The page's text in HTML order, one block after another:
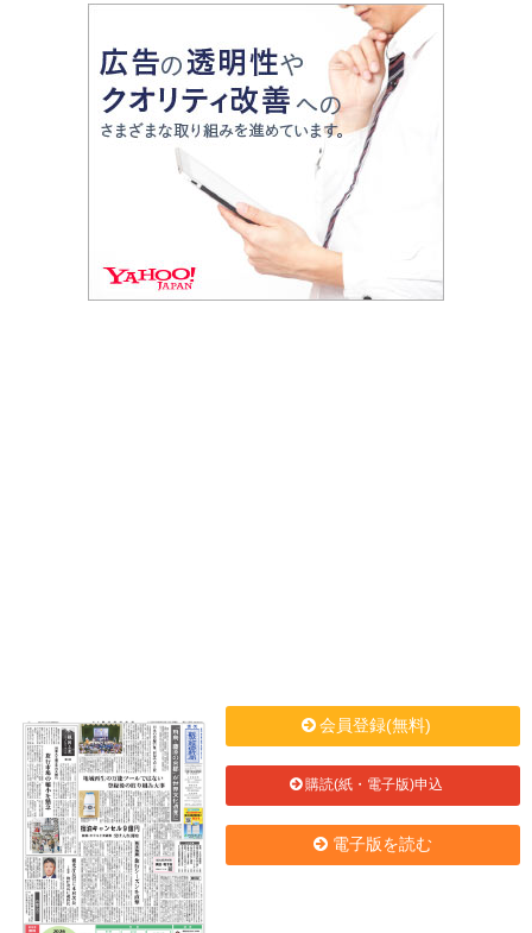
会員登録(無料)
購読(紙・電子版)申込
電子版を読む